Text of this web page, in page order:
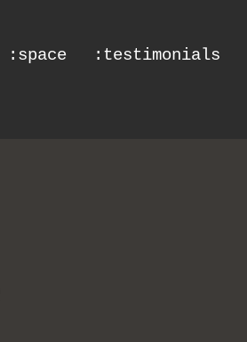
:space :testimonials